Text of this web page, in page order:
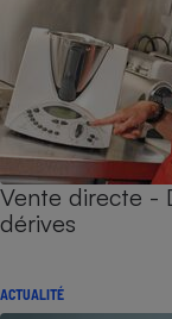
Vente directe -
dérives
ACTUALITÉ